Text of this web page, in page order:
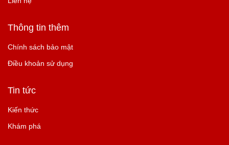
Thông tin thêm
Chính sách bảo mật
Điều khoản sử dụng
Tin tức
Kiến thức
Khám phá